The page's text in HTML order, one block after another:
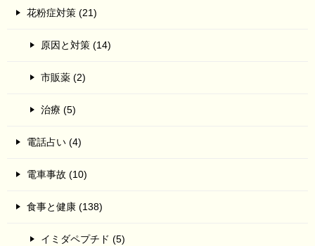
花粉症対策 (21)
原因と対策 (14)
市販薬 (2)
治療 (5)
電話占い (4)
電車事故 (10)
食事と健康 (138)
イミダペプチド (5)